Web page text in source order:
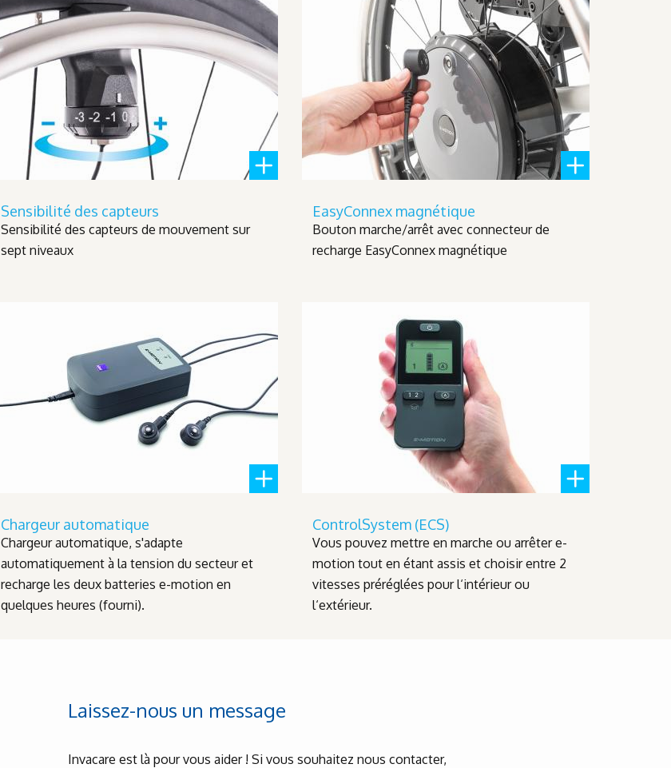
Sensibilité des capteurs
Sensibilité des capteurs de mouvement sur
sept niveaux
EasyConnex magnétique
Bouton marche/arrêt avec connecteur de
recharge EasyConnex magnétique
Chargeur automatique
Chargeur automatique, s'adapte
automatiquement à la tension du secteur et
recharge les deux batteries e-motion en
quelques heures (fourni).
ControlSystem (ECS)
Vous pouvez mettre en marche ou arrêter e-
motion tout en étant assis et choisir entre 2
vitesses préréglées pour l‘intérieur ou
l‘extérieur.
Laissez-nous un message
Invacare est là pour vous aider ! Si vous souhaitez nous contacter,